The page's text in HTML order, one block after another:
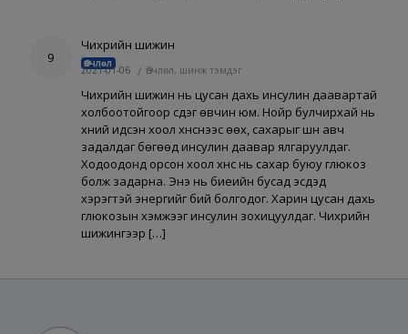
9
Чихрийн шижин
Өвчлөл
2021-01-06 / Өвчлөл, шинж тэмдэг
Чихрийн шижин нь цусан дахь инсулин даавартай
холбоотойгоор үүсдэг өвчин юм. Нойр булчирхай нь
хүний идсэн хоол хүнснээс өөх, сахарыг шүүн авч
задалдаг бөгөөд инсулин даавар ялгаруулдаг.
Ходоодонд орсон хоол хүнс нь сахар буюу глюкоз
болж задарна. Энэ нь биеийн бусад эсүүдэд
хэрэгтэй энергийг бий болгодог. Харин цусан дахь
глюкозын хэмжээг инсулин зохицуулдаг. Чихрийн
шижингээр […]